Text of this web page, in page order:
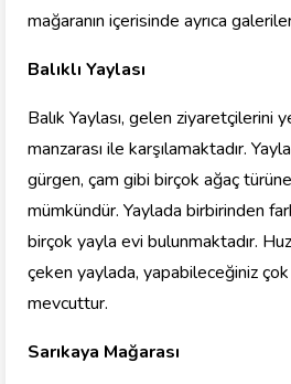
mağaranın içerisinde ayrıca
Balıklı Yaylası
Balık Yaylası, gelen ziyaretçilerini
manzarası ile karşılamaktadır.
gürgen, çam gibi birçok ağaç
mümkündür. Yaylada birbirinden
birçok yayla evi bulunmaktadır.
çeken yaylada, yapabileceğiniz
mevcuttur.
Sarıkaya Mağarası